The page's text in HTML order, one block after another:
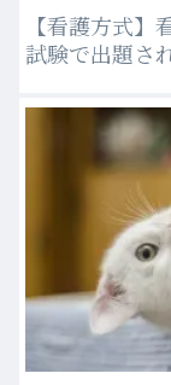
【看護方式
試験で出題さ